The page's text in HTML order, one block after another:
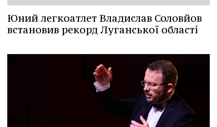
Юний легкоатлет Владислав Соловйов
встановив рекорд Луганської області